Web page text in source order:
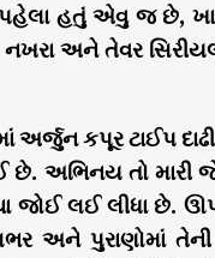
પહેલા હતું એવુ જ છે,
અને તેવર
અર્જુન કપૂર ટાઈપ દાઢી
છે. અભિનય તો મારી
જોઈ લઈ લીધા છે.
અને પુરાણોમાં તેની